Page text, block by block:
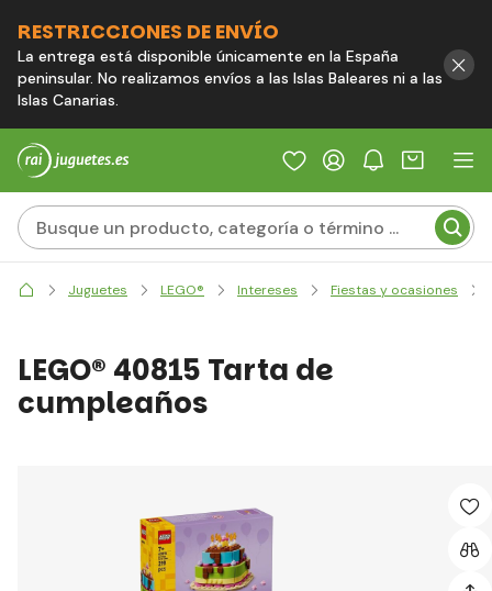
RESTRICCIONES DE ENVÍO
La entrega está disponible únicamente en la España
peninsular. No realizamos envíos a las Islas Baleares ni a las
Islas Canarias.
Juguetes LEGO® Intereses Fiestas y ocasiones
LEGO® 40815 Tarta de
cumpleaños